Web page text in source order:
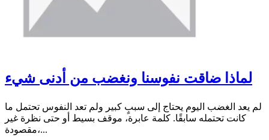
لماذا ضاقت نفوسنا ونغضب من أدنى شيء
لم يعد الغضب اليوم يحتاج إلى سببٍ كبير ولم تعد النفوس تحتمل ما
كانت تحتمله سابقًا. كلمة عابرة، موقف بسيط أو حتى نظرة غير
مقصودة،...